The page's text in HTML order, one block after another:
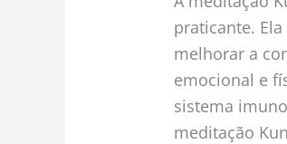
praticante.
melhorar a
emocional e
sistema
meditação